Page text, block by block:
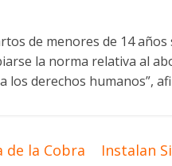
de menores de 14
la norma relativa al
los derechos humanos”,
de la Cobra Instalan